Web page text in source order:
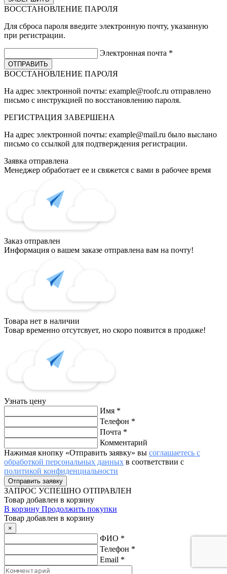
ВОССТАНОВЛЕНИЕ ПАРОЛЯ
Для сброса пароля введите электронную почту, указанную
при регистрации.
Электронная почта *
ВОССТАНОВЛЕНИЕ ПАРОЛЯ
На адрес электронной почты: example@roofc.ru отправлено
письмо с инструкцией по восстановлению пароля.
РЕГИСТРАЦИЯ ЗАВЕРШЕНА
На адрес электронной почты: example@mail.ru было выслано
письмо со ссылкой для подтверждения регистрации.
Заявка отправлена
Менеджер обработает ее и свяжется с вами в рабочее время
Заказ отправлен
Информация о вашем заказе отправлена вам на почту!
Товара нет в наличии
Товар временно отсутсвует, но скоро появится в продаже!
Узнать цену
Имя *
Телефон *
Почта *
Комментарий
Нажимая кнопку «Отправить заявку» вы соглашаетесь с
обработкой персональных данных в соответствии с
политикой конфиденциальности
ЗАПРОС УСПЕШНО ОТПРАВЛЕН
Товар добавлен в корзину
В корзину Продолжить покупки
Товар добавлен в корзину
×
ФИО *
Телефон *
Email *